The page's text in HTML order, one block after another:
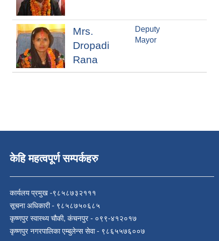
Mrs.
Dropadi
Rana
Deputy
Mayor
केहि महत्वपूर्ण सम्पर्कहरु
कार्यलय प्रमुख -९८५८७३२१११
सूचना अधिकारी - ९८५८७५०६८५
कृष्णपुर स्वास्थ्य चौकी, कंचनपुर - ०९९-४१२०१७
कृष्णपुर नगरपालिका एम्बुलेन्स सेवा - ९८६५५७६००७